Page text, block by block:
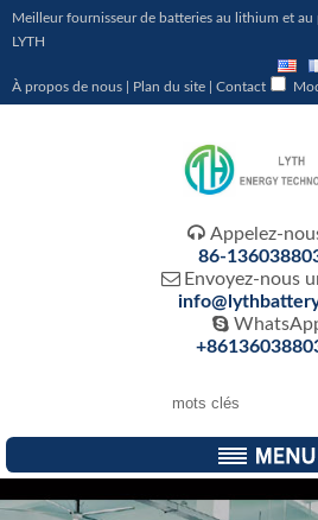
Meilleur fournisseur de batteries au lithium et
LYTH
À propos de nous Plan du site Contact
 Appelez-
86-
 Envoyez-nous
